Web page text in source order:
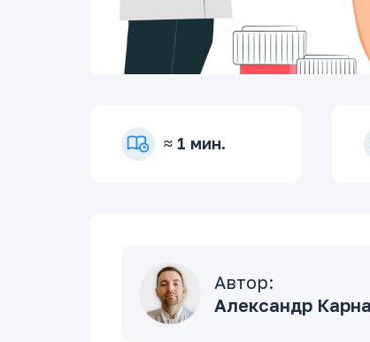
≈ 1 мин.
Автор:
Александр